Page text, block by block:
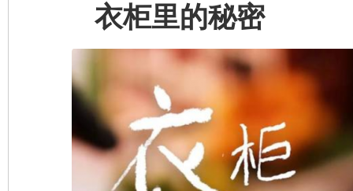
衣柜里的秘密